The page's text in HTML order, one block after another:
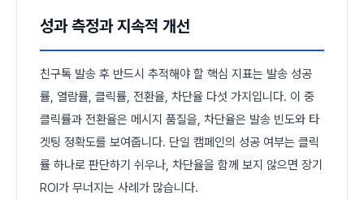
성과 측정과 지속적 개선
친구톡 발송 후 반드시 추적해야 할 핵심 지표는 발송 성공
률, 열람률, 클릭률, 전환율, 차단율 다섯 가지입니다. 이 중
클릭률과 전환율은 메시지 품질을, 차단율은 발송 빈도와 타
겟팅 정확도를 보여줍니다. 단일 캠페인의 성공 여부는 클릭
률 하나로 판단하기 쉬우나, 차단율을 함께 보지 않으면 장기
ROI가 무너지는 사례가 많습니다.